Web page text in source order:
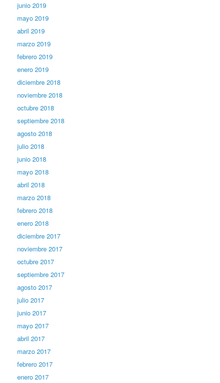
junio 2019
mayo 2019
abril 2019
marzo 2019
febrero 2019
enero 2019
diciembre 2018
noviembre 2018
octubre 2018
septiembre 2018
agosto 2018
julio 2018
junio 2018
mayo 2018
abril 2018
marzo 2018
febrero 2018
enero 2018
diciembre 2017
noviembre 2017
octubre 2017
septiembre 2017
agosto 2017
julio 2017
junio 2017
mayo 2017
abril 2017
marzo 2017
febrero 2017
enero 2017